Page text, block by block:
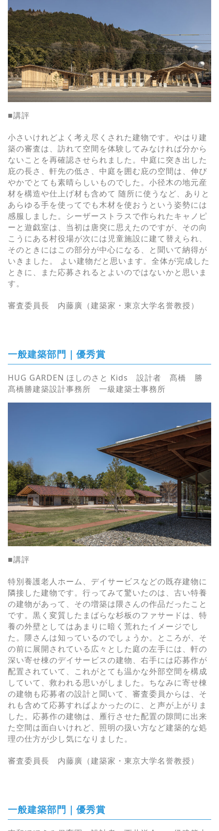
■講評
小さいけれどよく考え尽くされた建物です。やはり建
築の審査は、訪れて空間を体験してみなければ分から
ないことを再確認させられました。中庭に突き出した
庇の長さ、軒先の低さ、中庭を囲む庇の空間は、伸び
やかでとても素晴らしいものでした。小径木の地元産
材を構造や仕上げ材も含めて 随所に使うなど、ありと
あらゆる手を使ってでも木材を使おうという姿勢には
感服しました。シーザーストラスで作られたキャノピ
ーと遊戯室は、当初は唐突に思えたのですが、その向
こうにある村役場が次には児童施設に建て替えられ、
そのときにはこの部分が中心になる、と聞いて納得が
いきました。 よい建物だと思います。全体が完成した
ときに、また応募されるとよいのではないかと思いま
す。
審査委員長 内藤廣（建築家・東京大学名誉教授）
一般建築部門｜優秀賞
HUG GARDEN ほしのさと Kids 設計者 髙橋 勝
髙橋勝建築設計事務所 一級建築士事務所
■講評
特別養護老人ホーム、デイサービスなどの既存建物に
隣接した建物です。行ってみて驚いたのは、古い特養
の建物があって、その増築は隈さんの作品だったこと
です。黒く変質したまばらな杉板のファサードは、特
養の外壁としてはあまりに暗く荒れたイメージでし
た。隈さんは知っているのでしょうか。ところが、そ
の前に展開されている広々とした庭の左手には、軒の
深い寄せ棟のデイサービスの建物、右手には応募作が
配置されていて、これがとても温かな外部空間を構成
していて、救われる思いがしました。ちなみに寄せ棟
の建物も応募者の設計と聞いて、審査委員からは、そ
れも含めて応募すればよかったのに、と声が上がりま
した。応募作の建物は、雁行させた配置の隙間に出来
た空間は面白いけれど、照明の扱い方など建築的な処
理の仕方が少し気になりました。
審査委員長 内藤廣（建築家・東京大学名誉教授）
一般建築部門｜優秀賞